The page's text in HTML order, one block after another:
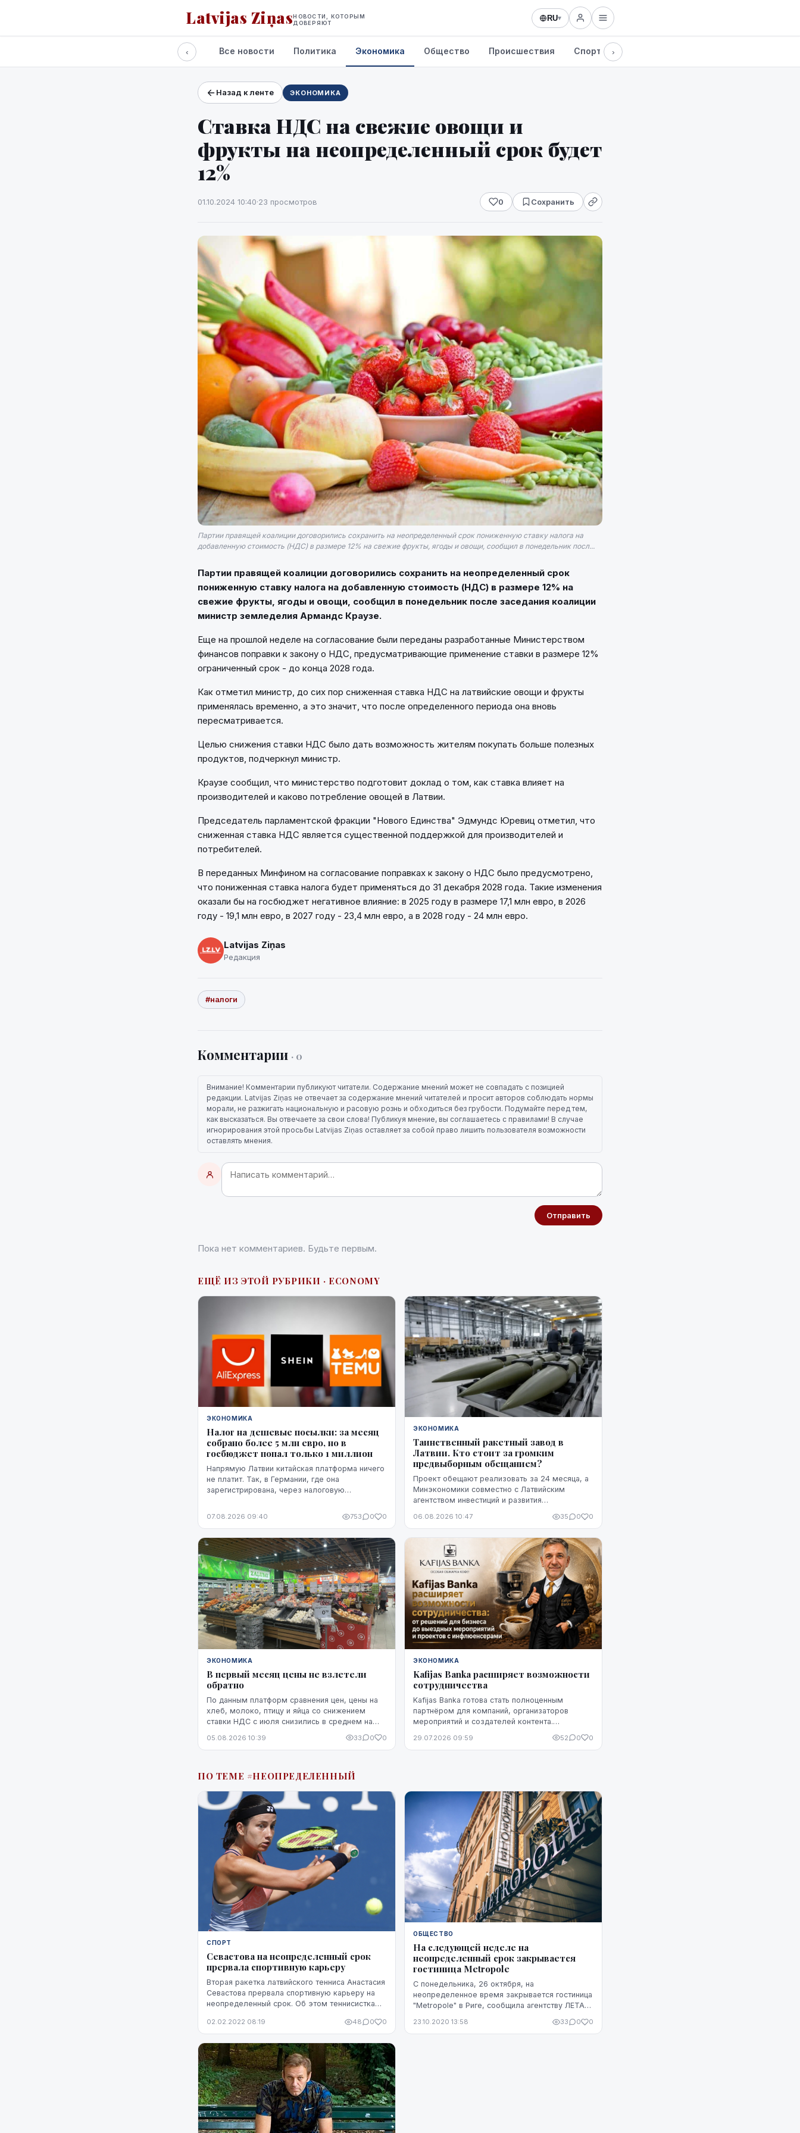
Latvijas ZiņasНОВОСТИ, КОТОРЫМ
ДОВЕРЯЮТ
RU▾
Проекты и сервисы
‹ Все новости Политика Экономика Общество Происшествия Спорт Здоровье
›
Назад к ленте ЭКОНОМИКА
Ставка НДС на свежие овощи и
фрукты на неопределенный срок будет
12%
01.10.2024 10:40·23 просмотров 0 Сохранить
Партии правящей коалиции договорились сохранить на неопределенный срок пониженную ставку налога на
добавленную стоимость (НДС) в размере 12% на свежие фрукты, ягоды и овощи, сообщил в понедельник посл...
Партии правящей коалиции договорились сохранить на неопределенный срок
пониженную ставку налога на добавленную стоимость (НДС) в размере 12% на
свежие фрукты, ягоды и овощи, сообщил в понедельник после заседания коалиции
министр земледелия Армандс Краузе.
Еще на прошлой неделе на согласование были переданы разработанные Министерством
финансов поправки к закону о НДС, предусматривающие применение ставки в размере 12%
ограниченный срок - до конца 2028 года.
Как отметил министр, до сих пор сниженная ставка НДС на латвийские овощи и фрукты
применялась временно, а это значит, что после определенного периода она вновь
пересматривается.
Целью снижения ставки НДС было дать возможность жителям покупать больше полезных
продуктов, подчеркнул министр.
Краузе сообщил, что министерство подготовит доклад о том, как ставка влияет на
производителей и каково потребление овощей в Латвии.
Председатель парламентской фракции "Нового Единства" Эдмундс Юревиц отметил, что
сниженная ставка НДС является существенной поддержкой для производителей и
потребителей.
В переданных Минфином на согласование поправках к закону о НДС было предусмотрено,
что пониженная ставка налога будет применяться до 31 декабря 2028 года. Такие изменения
оказали бы на госбюджет негативное влияние: в 2025 году в размере 17,1 млн евро, в 2026
году - 19,1 млн евро, в 2027 году - 23,4 млн евро, а в 2028 году - 24 млн евро.
Latvijas Ziņas
Редакция
#налоги
Комментарии · 0
Внимание! Комментарии публикуют читатели. Содержание мнений может не совпадать с позицией
редакции. Latvijas Ziņas не отвечает за содержание мнений читателей и просит авторов соблюдать нормы
морали, не разжигать национальную и расовую рознь и обходиться без грубости. Подумайте перед тем,
как высказаться. Вы отвечаете за свои слова! Публикуя мнение, вы соглашаетесь с правилами! В случае
игнорирования этой просьбы Latvijas Ziņas оставляет за собой право лишить пользователя возможности
оставлять мнения.
Отправить
Пока нет комментариев. Будьте первым.
ЕЩЁ ИЗ ЭТОЙ РУБРИКИ · ECONOMY
ЭКОНОМИКА
Налог на дешевые посылки: за месяц
собрано более 5 млн евро, но в
госбюджет попал только 1 миллион
Напрямую Латвии китайская платформа ничего
не платит. Так, в Германии, где она
зарегистрирована, через налоговую
этот НДС, а импортную пошлину китайская
платформа платит в той стране, где товар
07.08.2026 09:40 753 0 0
ЭКОНОМИКА
Таинственный ракетный завод в
Латвии. Кто стоит за громким
предвыборным обещанием?
Проект обещают реализовать за 24 месяца, а
Минэкономики совместно с Латвийским
агентством инвестиций и развития
"высокой стадии готовности". Однако публично
технологий, ни проектировщик завода.
Неизвестно также, какая часть необходимого
финансирования уже обеспечена и на чем
основан прогноз экспорта.
06.08.2026 10:47 35 0 0
ЭКОНОМИКА
В первый месяц цены не взлетели
обратно
По данным платформ сравнения цен, цены на
хлеб, молоко, птицу и яйца со снижением
ставки НДС с июля снизились в среднем на
снижение оказалось устойчивым, по крайней
05.08.2026 10:39 33 0 0
ЭКОНОМИКА
Kafijas Banka расширяет возможности
сотрудничества
Kafijas Banka готова стать полноценным
партнёром для компаний, организаторов
мероприятий и создателей контента.
поставкой кофе — компания предоставляет
29.07.2026 09:59 52 0 0
ПО ТЕМЕ #НЕОПРЕДЕЛЕННЫЙ
СПОРТ
Севастова на неопределенный срок
прервала спортивную карьеру
Вторая ракетка латвийского тенниса Анастасия
Севастова прервала спортивную карьеру на
неопределенный срок. Об этом теннисистка
ЛТВ.
02.02.2022 08:19 48 0 0
ОБЩЕСТВО
На следующей неделе на
неопределенный срок закрывается
гостиница Metropole
С понедельника, 26 октября, на
неопределенное время закрывается гостиница
"Metropole" в Риге, сообщила агентству ЛЕТА
"Semarah Hotels", в которую входит "Met...
23.10.2020 13:58 33 0 0